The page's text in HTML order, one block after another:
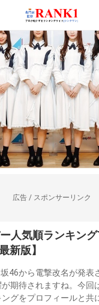
広告 / スポンサーリンク
人気順ランキン
新版】
46から電撃改名が発表
期待されますね。今回
グをプロフィールと共